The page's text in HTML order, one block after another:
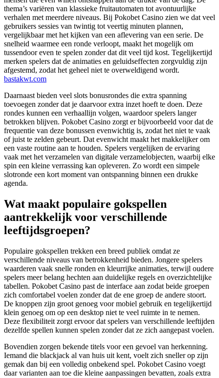
thema’s variëren van klassieke fruitautomaten tot avontuurlijke
verhalen met meerdere niveaus. Bij Pokobet Casino zien we dat veel
gebruikers sessies van twintig tot veertig minuten plannen,
vergelijkbaar met het kijken van een aflevering van een serie. De
snelheid waarmee een ronde verloopt, maakt het mogelijk om
tussendoor even te spelen zonder dat dit veel tijd kost. Tegelijkertijd
merken spelers dat de animaties en geluidseffecten zorgvuldig zijn
afgestemd, zodat het geheel niet te overweldigend wordt.
bastakwt.com
Daarnaast bieden veel slots bonusrondes die extra spanning
toevoegen zonder dat je daarvoor extra inzet hoeft te doen. Deze
rondes kunnen een verhaallijn volgen, waardoor spelers langer
betrokken blijven. Pokobet Casino zorgt er bijvoorbeeld voor dat de
frequentie van deze bonussen evenwichtig is, zodat het niet te vaak
of juist te zelden gebeurt. Dat evenwicht maakt het makkelijker om
een vaste routine aan te houden. Spelers vergelijken de ervaring
vaak met het verzamelen van digitale verzamelobjecten, waarbij elke
spin een kleine verrassing kan opleveren. Zo wordt een simpele
slotronde een kort moment van ontspanning binnen een drukke
agenda.
Wat maakt populaire gokspellen
aantrekkelijk voor verschillende
leeftijdsgroepen?
Populaire gokspellen trekken een breed publiek omdat ze
verschillende niveaus van betrokkenheid bieden. Jongere spelers
waarderen vaak snelle ronden en kleurrijke animaties, terwijl oudere
spelers meer belang hechten aan duidelijke regels en overzichtelijke
tabellen. Pokobet Casino past de interface aan zodat beide groepen
zich comfortabel voelen zonder dat de ene groep de andere stoort.
De knoppen zijn groot genoeg voor mobiel gebruik en tegelijkertijd
klein genoeg om op een desktop niet te veel ruimte in te nemen.
Deze flexibiliteit zorgt ervoor dat spelers van verschillende leeftijden
dezelfde spellen kunnen spelen zonder dat ze zich aangepast voelen.
Bovendien zorgen bekende titels voor een gevoel van herkenning.
Iemand die blackjack al van huis uit kent, voelt zich sneller op zijn
gemak dan bij een volledig onbekend spel. Pokobet Casino voegt
daar varianten aan toe die kleine aanpassingen bevatten, zoals extra